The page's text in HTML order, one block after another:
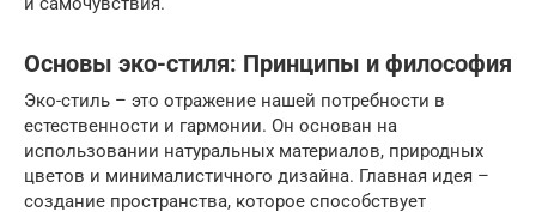
Основы эко-стиля: Принципы и философия
Эко-стиль – это отражение нашей потребности в
естественности и гармонии. Он основан на
использовании натуральных материалов, природных
цветов и минималистичного дизайна. Главная идея –
создание пространства, которое способствует